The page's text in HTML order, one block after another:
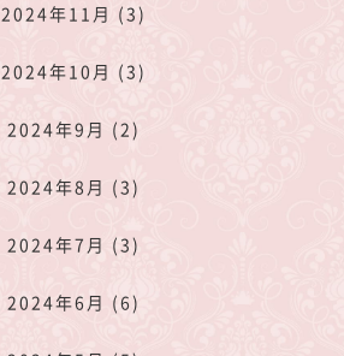
2024年11月 (3)
2024年10月 (3)
2024年9月 (2)
2024年8月 (3)
2024年7月 (3)
2024年6月 (6)